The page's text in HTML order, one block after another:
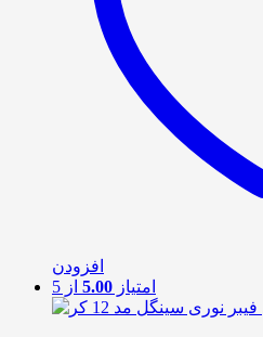
افزودن
امتیاز 5.00 از 5